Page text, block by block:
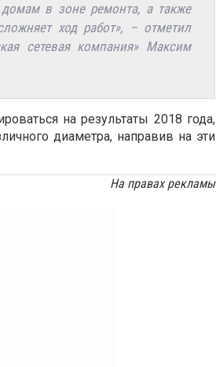
в зоне ремонта, а также
ход работ», – отметил
сетевая компания» Максим
на результаты 2018 года,
диаметра, направив на эти
На правах рекламы